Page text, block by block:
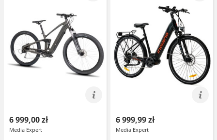
6 999,00 zł
Media Expert
6 999,99 zł
Media Expert